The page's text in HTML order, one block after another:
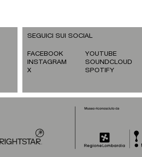
SEGUICI SUI SOCIAL
FACEBOOK
INSTAGRAM
X
YOUTUBE
SOUNDCLOUD
SPOTIFY